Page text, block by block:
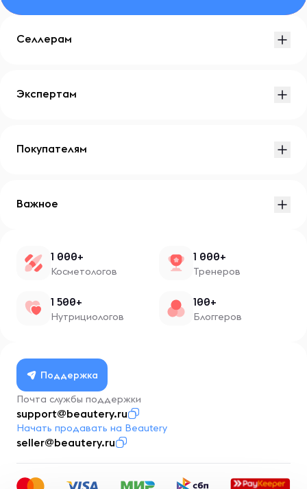
Селлерам
Экспертам
Покупателям
Важное
1 000+
Косметологов
1 000+
Тренеров
1 500+
Нутрициологов
100+
Блоггеров
Поддержка
Почта службы поддержки
support@beautery.ru
Начать продавать на Beautery
seller@beautery.ru